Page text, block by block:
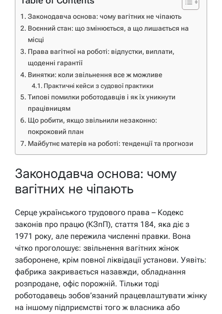
Законодавча основа: чому вагітних не чіпають
Воєнний стан: що змінюється, а що лишається на
місці
Права вагітної на роботі: відпустки, виплати,
щоденні гарантії
Винятки: коли звільнення все ж можливе
Практичні кейси з судової практики
Типові помилки роботодавців і як їх уникнути
працівницям
Що робити, якщо звільнили незаконно:
покроковий план
Майбутнє матерів на роботі: тенденції та прогнози
Законодавча основа: чому
вагітних не чіпають
Серце українського трудового права – Кодекс
законів про працю (КЗпП), стаття 184, яка діє з
1971 року, але пережила численні правки. Вона
чітко проголошує: звільнення вагітних жінок
заборонене, крім повної ліквідації установи. Уявіть:
фабрика закривається назавжди, обладнання
розпродане, офіс порожній. Тільки тоді
роботодавець зобов’язаний працевлаштувати жінку
на іншому підприємстві того ж власника або